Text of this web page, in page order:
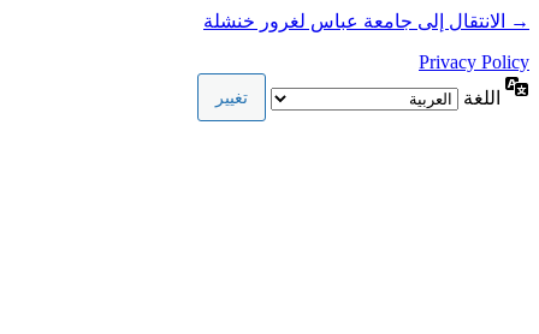
→ الانتقال إلى جامعة عباس لغرور خنشلة
Privacy Policy
اللغة